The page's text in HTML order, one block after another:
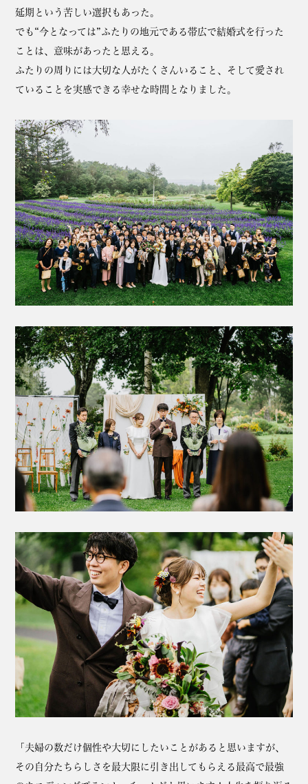
延期という苦しい選択もあった。
でも“今となっては”ふたりの地元である帯広で結婚式を行った
ことは、意味があったと思える。
ふたりの周りには大切な人がたくさんいること、そして愛され
ていることを実感できる幸せな時間となりました。
「夫婦の数だけ個性や大切にしたいことがあると思いますが、
その自分たちらしさを最大限に引き出してもらえる最高で最強